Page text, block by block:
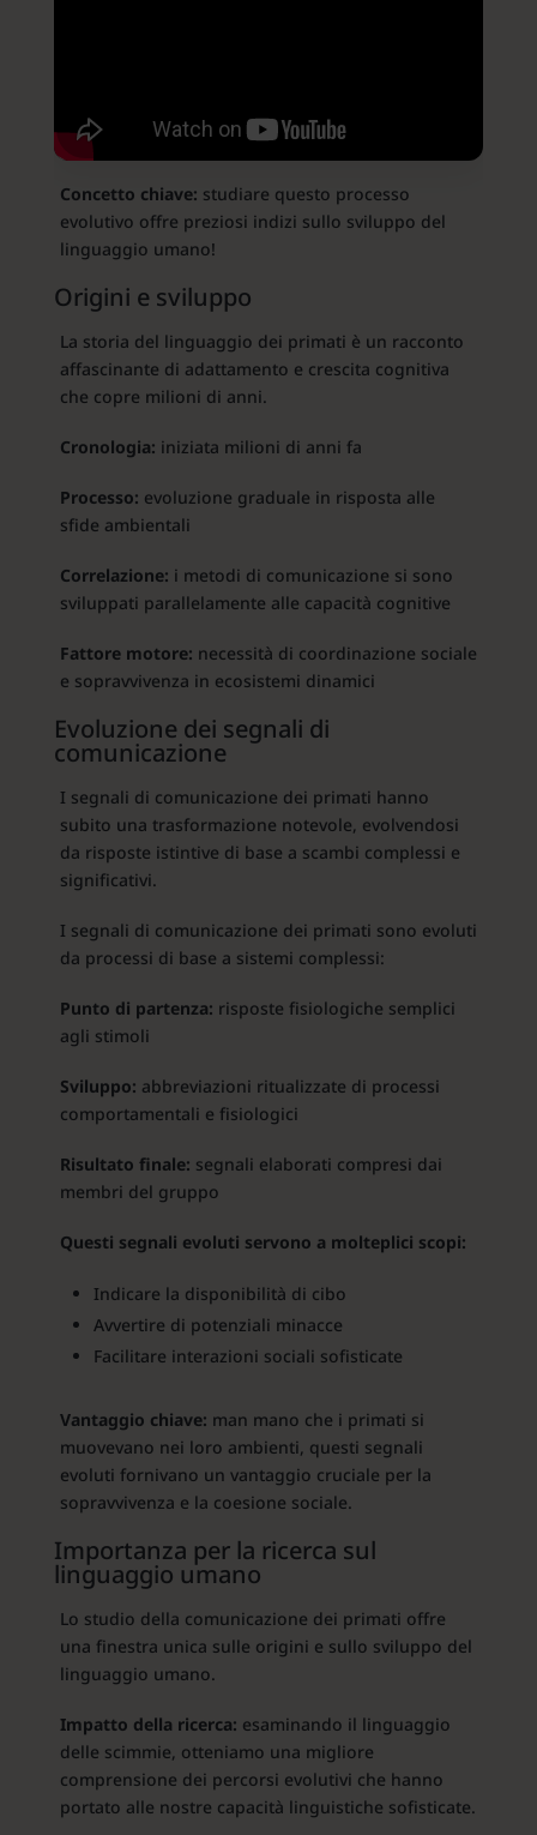
Concetto chiave: studiare questo processo
evolutivo offre preziosi indizi sullo sviluppo del
linguaggio umano!
Origini e sviluppo
La storia del linguaggio dei primati è un racconto
affascinante di adattamento e crescita cognitiva
che copre milioni di anni.
Cronologia: iniziata milioni di anni fa
Processo: evoluzione graduale in risposta alle
sfide ambientali
Correlazione: i metodi di comunicazione si sono
sviluppati parallelamente alle capacità cognitive
Fattore motore: necessità di coordinazione sociale
e sopravvivenza in ecosistemi dinamici
Evoluzione dei segnali di
comunicazione
I segnali di comunicazione dei primati hanno
subito una trasformazione notevole, evolvendosi
da risposte istintive di base a scambi complessi e
significativi.
I segnali di comunicazione dei primati sono evoluti
da processi di base a sistemi complessi:
Punto di partenza: risposte fisiologiche semplici
agli stimoli
Sviluppo: abbreviazioni ritualizzate di processi
comportamentali e fisiologici
Risultato finale: segnali elaborati compresi dai
membri del gruppo
Questi segnali evoluti servono a molteplici scopi:
Indicare la disponibilità di cibo
Avvertire di potenziali minacce
Facilitare interazioni sociali sofisticate
Vantaggio chiave: man mano che i primati si
muovevano nei loro ambienti, questi segnali
evoluti fornivano un vantaggio cruciale per la
sopravvivenza e la coesione sociale.
Importanza per la ricerca sul
linguaggio umano
Lo studio della comunicazione dei primati offre
una finestra unica sulle origini e sullo sviluppo del
linguaggio umano.
Impatto della ricerca: esaminando il linguaggio
delle scimmie, otteniamo una migliore
comprensione dei percorsi evolutivi che hanno
portato alle nostre capacità linguistiche sofisticate.